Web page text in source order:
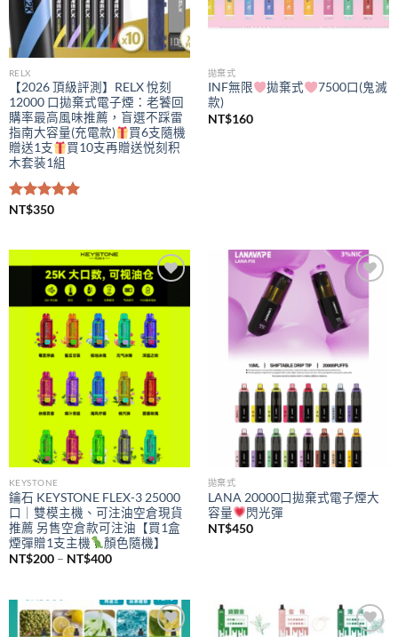
RELX
【2026 頂級評測】RELX 悅刻
12000 口拋棄式電子煙：老饕回
購率最高風味推薦，盲選不踩雷
指南大容量(充電款)
買6支隨機
贈送1支
買10支再贈送悦刻积
木套装1組
評分5.00
NT$350
拋棄式
INF無限 拋棄式
7500口(鬼滅
款)
NT$160
Add to
wishlist
KEYSTONE
鑰石 KEYSTONE FLEX-3 25000
口｜雙模主機、可注油空倉現貨
推薦 另售空倉款可注油【買1盒
煙彈贈1支主機
顏色隨機】
NT$200 – NT$400價
NT$200
到
NT$400
Add to
wishlist
拋棄式
LANA 20000口拋棄式電子煙大
容量
閃光彈
NT$450